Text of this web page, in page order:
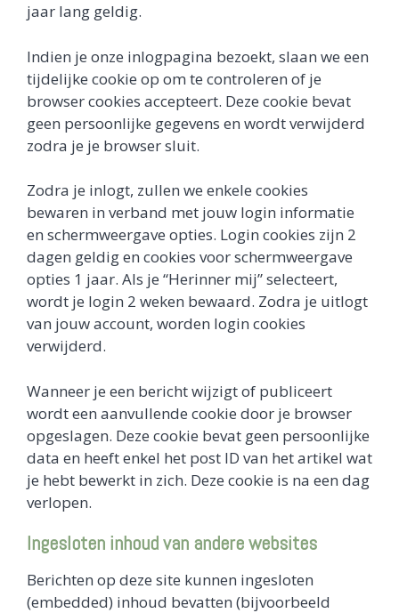
jaar lang geldig.
Indien je onze inlogpagina bezoekt, slaan we een
tijdelijke cookie op om te controleren of je
browser cookies accepteert. Deze cookie bevat
geen persoonlijke gegevens en wordt verwijderd
zodra je je browser sluit.
Zodra je inlogt, zullen we enkele cookies
bewaren in verband met jouw login informatie
en schermweergave opties. Login cookies zijn 2
dagen geldig en cookies voor schermweergave
opties 1 jaar. Als je “Herinner mij” selecteert,
wordt je login 2 weken bewaard. Zodra je uitlogt
van jouw account, worden login cookies
verwijderd.
Wanneer je een bericht wijzigt of publiceert
wordt een aanvullende cookie door je browser
opgeslagen. Deze cookie bevat geen persoonlijke
data en heeft enkel het post ID van het artikel wat
je hebt bewerkt in zich. Deze cookie is na een dag
verlopen.
Ingesloten inhoud van andere websites
Berichten op deze site kunnen ingesloten
(embedded) inhoud bevatten (bijvoorbeeld